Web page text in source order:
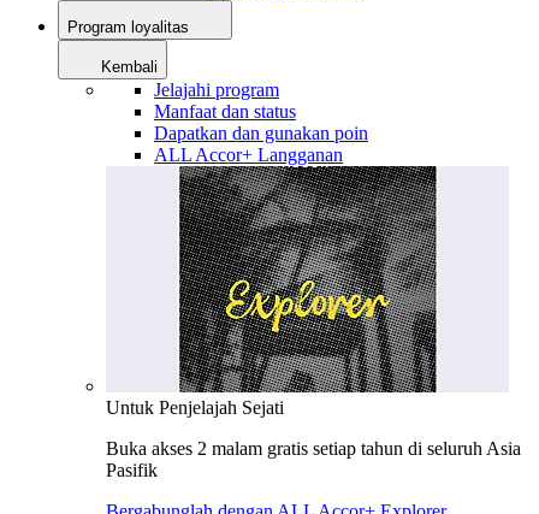
Program loyalitas
Kembali
Jelajahi program
Manfaat dan status
Dapatkan dan gunakan poin
ALL Accor+ Langganan
Untuk Penjelajah Sejati
Buka akses 2 malam gratis setiap tahun di seluruh Asia
Pasifik